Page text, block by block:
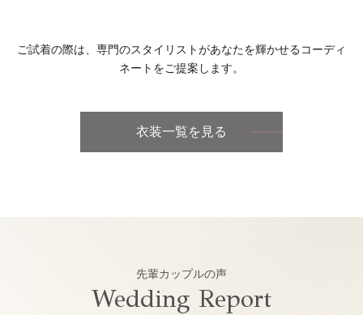
ご試着の際は、専門のスタイリストがあなたを輝かせるコーディ
ネートをご提案します。
衣装一覧を見る
先輩カップルの声
Wedding Report